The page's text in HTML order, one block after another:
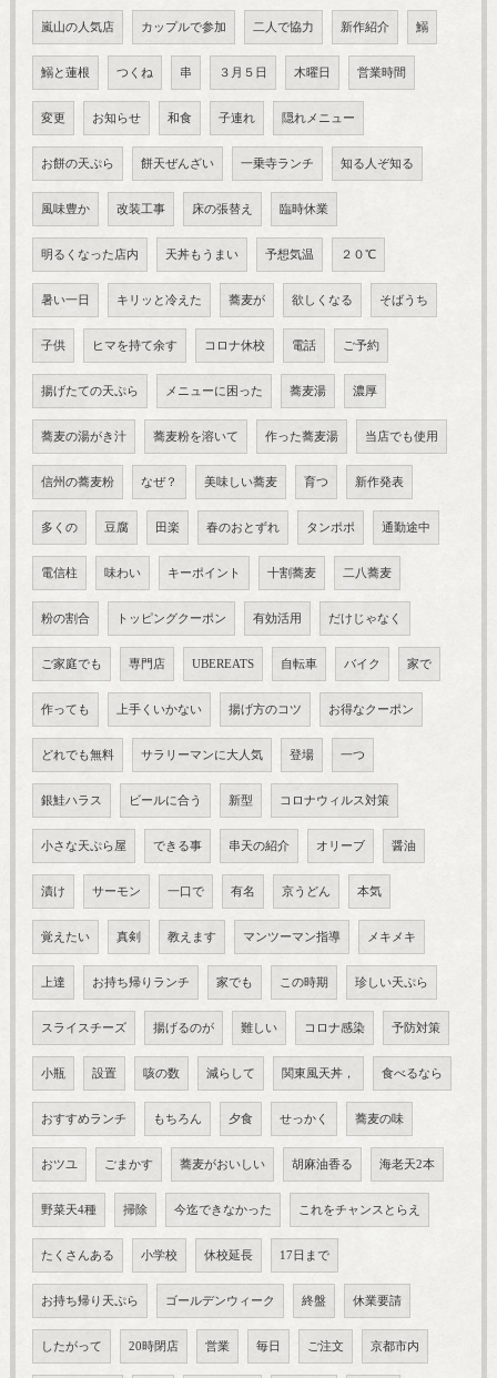
嵐山の人気店 カップルで参加 二人で協力 新作紹介 鰯
鰯と蓮根 つくね 串 ３月５日 木曜日 営業時間
変更 お知らせ 和食 子連れ 隠れメニュー
お餅の天ぷら 餅天ぜんざい 一乗寺ランチ 知る人ぞ知る
風味豊か 改装工事 床の張替え 臨時休業
明るくなった店内 天丼もうまい 予想気温 ２０℃
暑い一日 キリッと冷えた 蕎麦が 欲しくなる そばうち
子供 ヒマを持て余す コロナ休校 電話 ご予約
揚げたての天ぷら メニューに困った 蕎麦湯 濃厚
蕎麦の湯がき汁 蕎麦粉を溶いて 作った蕎麦湯 当店でも使用
信州の蕎麦粉 なぜ？ 美味しい蕎麦 育つ 新作発表
多くの 豆腐 田楽 春のおとずれ タンポポ 通勤途中
電信柱 味わい キーポイント 十割蕎麦 二八蕎麦
粉の割合 トッピングクーポン 有効活用 だけじゃなく
ご家庭でも 専門店 UBEREATS 自転車 バイク 家で
作っても 上手くいかない 揚げ方のコツ お得なクーポン
どれでも無料 サラリーマンに大人気 登場 一つ
銀鮭ハラス ビールに合う 新型 コロナウィルス対策
小さな天ぷら屋 できる事 串天の紹介 オリーブ 醤油
漬け サーモン 一口で 有名 京うどん 本気
覚えたい 真剣 教えます マンツーマン指導 メキメキ
上達 お持ち帰りランチ 家でも この時期 珍しい天ぷら
スライスチーズ 揚げるのが 難しい コロナ感染 予防対策
小瓶 設置 咳の数 減らして 関東風天丼， 食べるなら
おすすめランチ もちろん 夕食 せっかく 蕎麦の味
おツユ ごまかす 蕎麦がおいしい 胡麻油香る 海老天2本
野菜天4種 掃除 今迄できなかった これをチャンスとらえ
たくさんある 小学校 休校延長 17日まで
お持ち帰り天ぷら ゴールデンウィーク 終盤 休業要請
したがって 20時閉店 営業 毎日 ご注文 京都市内